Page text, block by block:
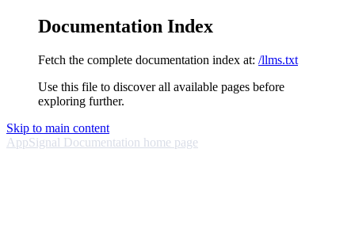
Documentation Index
Fetch the complete documentation index at: /llms.txt
Use this file to discover all available pages before
exploring further.
Skip to main content
AppSignal Documentation home page